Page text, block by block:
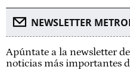
NEWSLETTER
Apúntate a la newsletter
noticias más importantes